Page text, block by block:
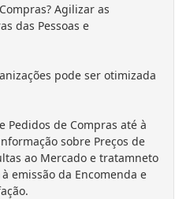
Agilizar as
das Pessoas e
pode ser otimizada
Pedidos de Compras até à
sobre Preços de
ao Mercado e tratamneto
emissão da Encomenda e